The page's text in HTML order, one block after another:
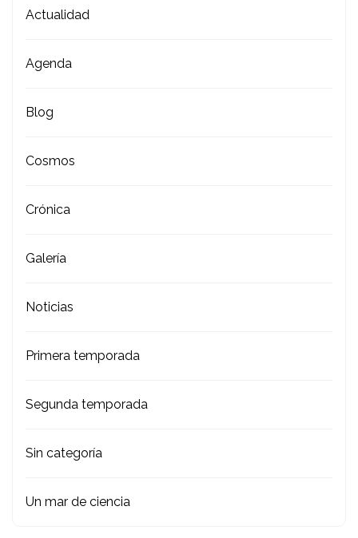
Actualidad
Agenda
Blog
Cosmos
Crónica
Galería
Noticias
Primera temporada
Segunda temporada
Sin categoría
Un mar de ciencia